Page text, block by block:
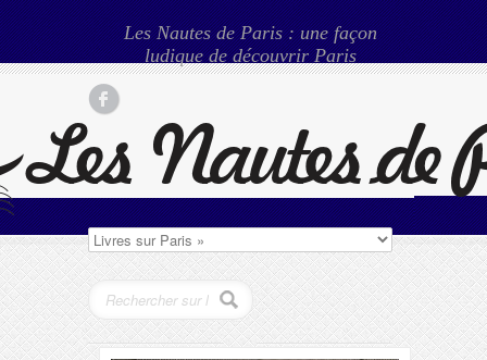
Les Nautes de Paris : une façon
ludique de découvrir Paris